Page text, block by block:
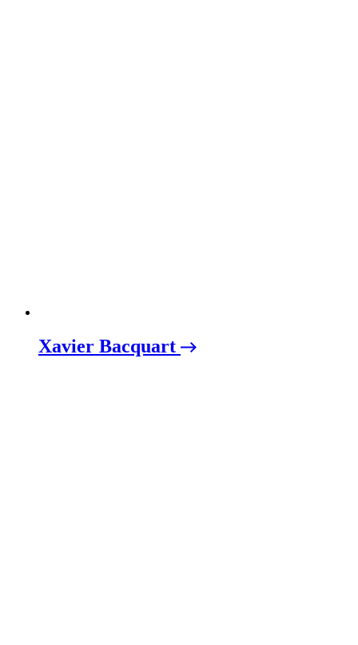
Xavier Bacquart